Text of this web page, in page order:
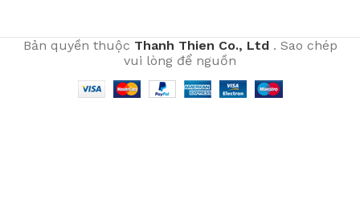
Bản quyền thuộc Thanh Thien Co., Ltd. Sao chép
vui lòng để nguồn